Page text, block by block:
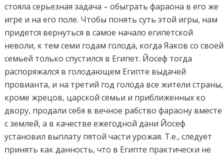
стояла серьезная задача – обыграть фараона в его же
игре и на его поле. Чтобы понять суть этой игры, нам
придется вернуться в самое начало египетской
неволи, к тем семи годам голода, когда Яаков со своей
семьей только спустился в Египет. Йосеф тогда
распоряжался в голодающем Египте выдачей
провианта, и на третий год голода все жители страны,
кроме жрецов, царской семьи и приближенных ко
двору, продали себя в вечное рабство фараону вместе
с землей, а в качестве ежегодной дани Йосеф
установил выплату пятой части урожая. Т.е., следует
принять как данность, что в Египте практически не